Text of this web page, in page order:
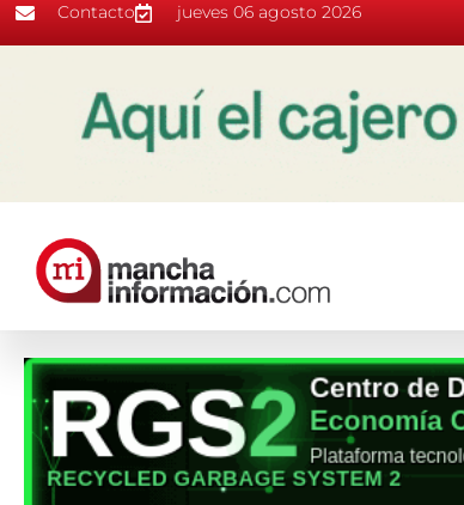
Contacto jueves 06 agosto 2026